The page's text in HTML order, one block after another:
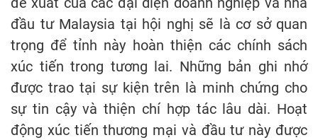
đầu tư Malaysia tại hội nghị sẽ là cơ sở quan
trọng để tỉnh này hoàn thiện các chính sách
xúc tiến trong tương lai. Những bản ghi nhớ
được trao tại sự kiện trên là minh chứng cho
sự tin cậy và thiện chí hợp tác lâu dài. Hoạt
động xúc tiến thương mại và đầu tư này được